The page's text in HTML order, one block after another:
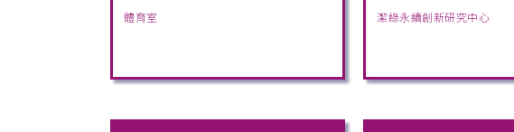
體育室 潔綠永續創新研究中心